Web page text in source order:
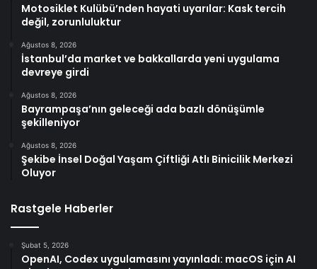
Motosiklet Kulübü’nden hayati uyarılar: Kask tercih
değil, zorunluluktur
Ağustos 8, 2026
İstanbul’da market ve bakkallarda yeni uygulama
devreye girdi
Ağustos 8, 2026
Bayrampaşa’nın geleceği ada bazlı dönüşümle
şekilleniyor
Ağustos 8, 2026
Şekibe İnsel Doğal Yaşam Çiftliği Atlı Binicilik Merkezi
Oluyor
Rastgele Haberler
Şubat 5, 2026
OpenAI, Codex uygulamasını yayınladı: macOS için AI